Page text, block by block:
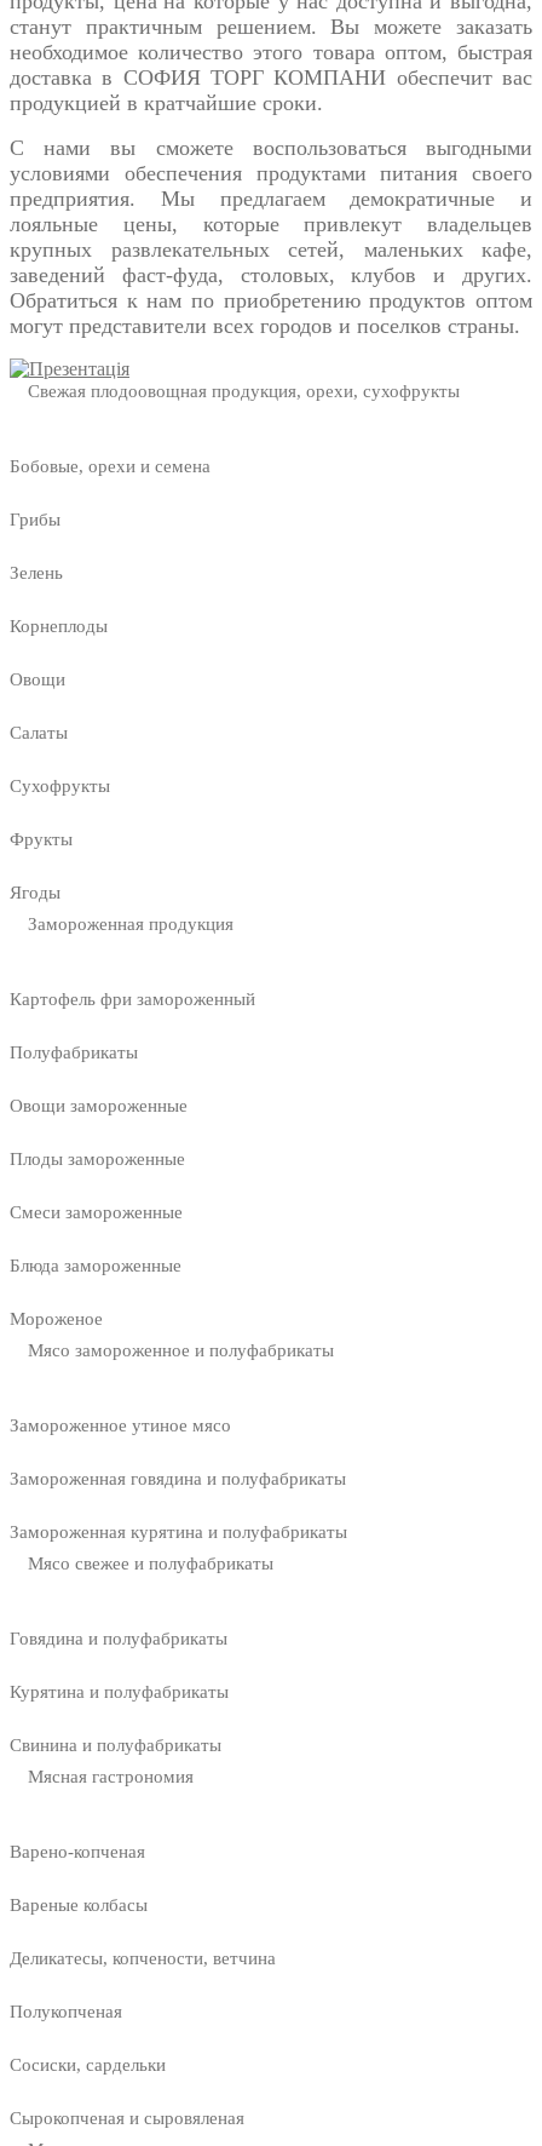
станут практичным решением. Вы можете заказать
необходимое количество этого товара оптом, быстрая
доставка в СОФИЯ ТОРГ КОМПАНИ обеспечит вас
продукцией в кратчайшие сроки.
С нами вы сможете воспользоваться выгодными
условиями обеспечения продуктами питания своего
предприятия. Мы предлагаем демократичные и
лояльные цены, которые привлекут владельцев
крупных развлекательных сетей, маленьких кафе,
заведений фаст-фуда, столовых, клубов и других.
Обратиться к нам по приобретению продуктов оптом
могут представители всех городов и поселков страны.
Свежая плодоовощная продукция, орехи, сухофрукты
Бобовые, орехи и семена
Грибы
Зелень
Корнеплоды
Овощи
Салаты
Сухофрукты
Фрукты
Ягоды
Замороженная продукция
Картофель фри замороженный
Полуфабрикаты
Овощи замороженные
Плоды замороженные
Смеси замороженные
Блюда замороженные
Мороженое
Мясо замороженное и полуфабрикаты
Замороженное утиное мясо
Замороженная говядина и полуфабрикаты
Замороженная курятина и полуфабрикаты
Мясо свежее и полуфабрикаты
Говядина и полуфабрикаты
Курятина и полуфабрикаты
Свинина и полуфабрикаты
Мясная гастрономия
Варено-копченая
Вареные колбасы
Деликатесы, копчености, ветчина
Полукопченая
Сосиски, сардельки
Сырокопченая и сыровяленая